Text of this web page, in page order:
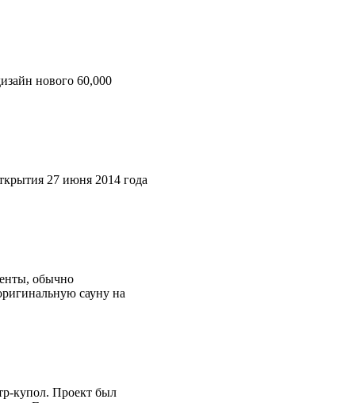
нового 60,000
27 июня 2014 года
обычно
сауну на
купол. Проект был